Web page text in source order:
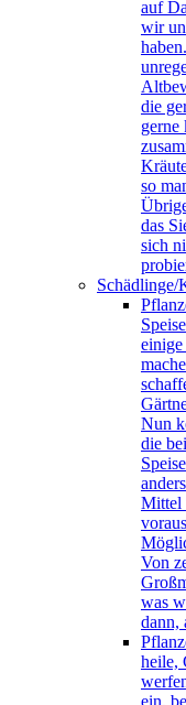
auf
wir
die
gerne
so
das
sich
Schädlinge/
einige
Nun
die
Mittel
Von
was
dann,
heile,
ein,